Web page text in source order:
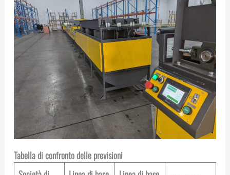
Tabella di confronto delle previsioni